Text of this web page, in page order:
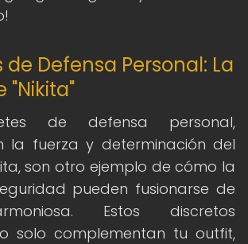
de Defensa Personal: La
"Nikita"
de defensa personal,
la fuerza y determinación del
son otro ejemplo de cómo la
pueden fusionarse de
Estos discretos
solo complementan tu outfit,